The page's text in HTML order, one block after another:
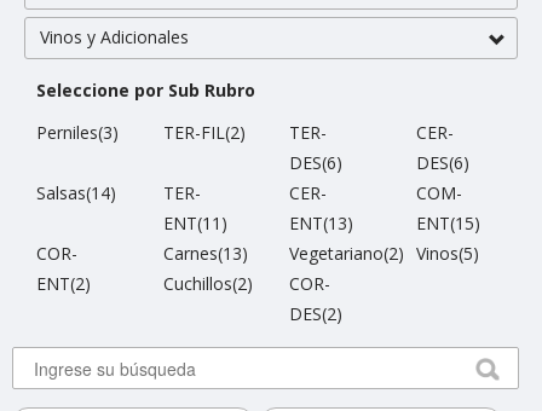
Vinos y Adicionales
Seleccione por Sub Rubro
Perniles(3)
TER-FIL(2)
TER-
DES(6)
CER-
DES(6)
Salsas(14)
TER-
ENT(11)
CER-
ENT(13)
COM-
ENT(15)
COR-
ENT(2)
Carnes(13) Vegetariano(2) Vinos(5)
Cuchillos(2)
COR-
DES(2)